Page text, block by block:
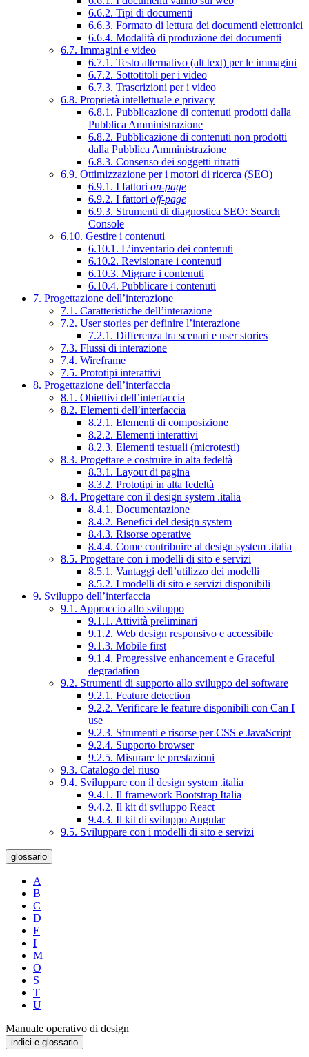
6.6.2. Tipi di documenti
6.6.3. Formato di lettura dei documenti elettronici
6.6.4. Modalità di produzione dei documenti
6.7. Immagini e video
6.7.1. Testo alternativo (alt text) per le immagini
6.7.2. Sottotitoli per i video
6.7.3. Trascrizioni per i video
6.8. Proprietà intellettuale e privacy
6.8.1. Pubblicazione di contenuti prodotti dalla
Pubblica Amministrazione
6.8.2. Pubblicazione di contenuti non prodotti
dalla Pubblica Amministrazione
6.8.3. Consenso dei soggetti ritratti
6.9. Ottimizzazione per i motori di ricerca (SEO)
6.9.1. I fattori on-page
6.9.2. I fattori off-page
6.9.3. Strumenti di diagnostica SEO: Search
Console
6.10. Gestire i contenuti
6.10.1. L’inventario dei contenuti
6.10.2. Revisionare i contenuti
6.10.3. Migrare i contenuti
6.10.4. Pubblicare i contenuti
7. Progettazione dell’interazione
7.1. Caratteristiche dell’interazione
7.2. User stories per definire l’interazione
7.2.1. Differenza tra scenari e user stories
7.3. Flussi di interazione
7.4. Wireframe
7.5. Prototipi interattivi
8. Progettazione dell’interfaccia
8.1. Obiettivi dell’interfaccia
8.2. Elementi dell’interfaccia
8.2.1. Elementi di composizione
8.2.2. Elementi interattivi
8.2.3. Elementi testuali (microtesti)
8.3. Progettare e costruire in alta fedeltà
8.3.1. Layout di pagina
8.3.2. Prototipi in alta fedeltà
8.4. Progettare con il design system .italia
8.4.1. Documentazione
8.4.2. Benefici del design system
8.4.3. Risorse operative
8.4.4. Come contribuire al design system .italia
8.5. Progettare con i modelli di sito e servizi
8.5.1. Vantaggi dell’utilizzo dei modelli
8.5.2. I modelli di sito e servizi disponibili
9. Sviluppo dell’interfaccia
9.1. Approccio allo sviluppo
9.1.1. Attività preliminari
9.1.2. Web design responsivo e accessibile
9.1.3. Mobile first
9.1.4. Progressive enhancement e Graceful
degradation
9.2. Strumenti di supporto allo sviluppo del software
9.2.1. Feature detection
9.2.2. Verificare le feature disponibili con Can I
use
9.2.3. Strumenti e risorse per CSS e JavaScript
9.2.4. Supporto browser
9.2.5. Misurare le prestazioni
9.3. Catalogo del riuso
9.4. Sviluppare con il design system .italia
9.4.1. Il framework Bootstrap Italia
9.4.2. Il kit di sviluppo React
9.4.3. Il kit di sviluppo Angular
9.5. Sviluppare con i modelli di sito e servizi
glossario
A
B
C
D
E
I
M
O
S
T
U
Manuale operativo di design
indici e glossario